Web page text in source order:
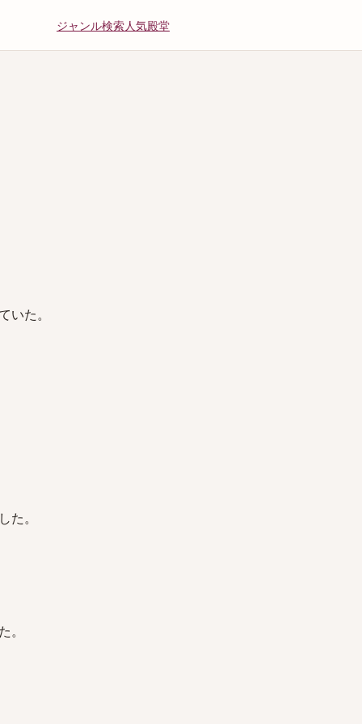
ジャンル検索人気殿堂
た。
。